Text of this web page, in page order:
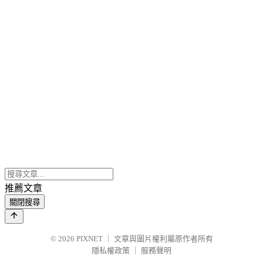
推薦文章
關閉搜尋
© 2026 PIXNET
文章與圖片權利屬原作者所有
隱私權政策
服務聲明